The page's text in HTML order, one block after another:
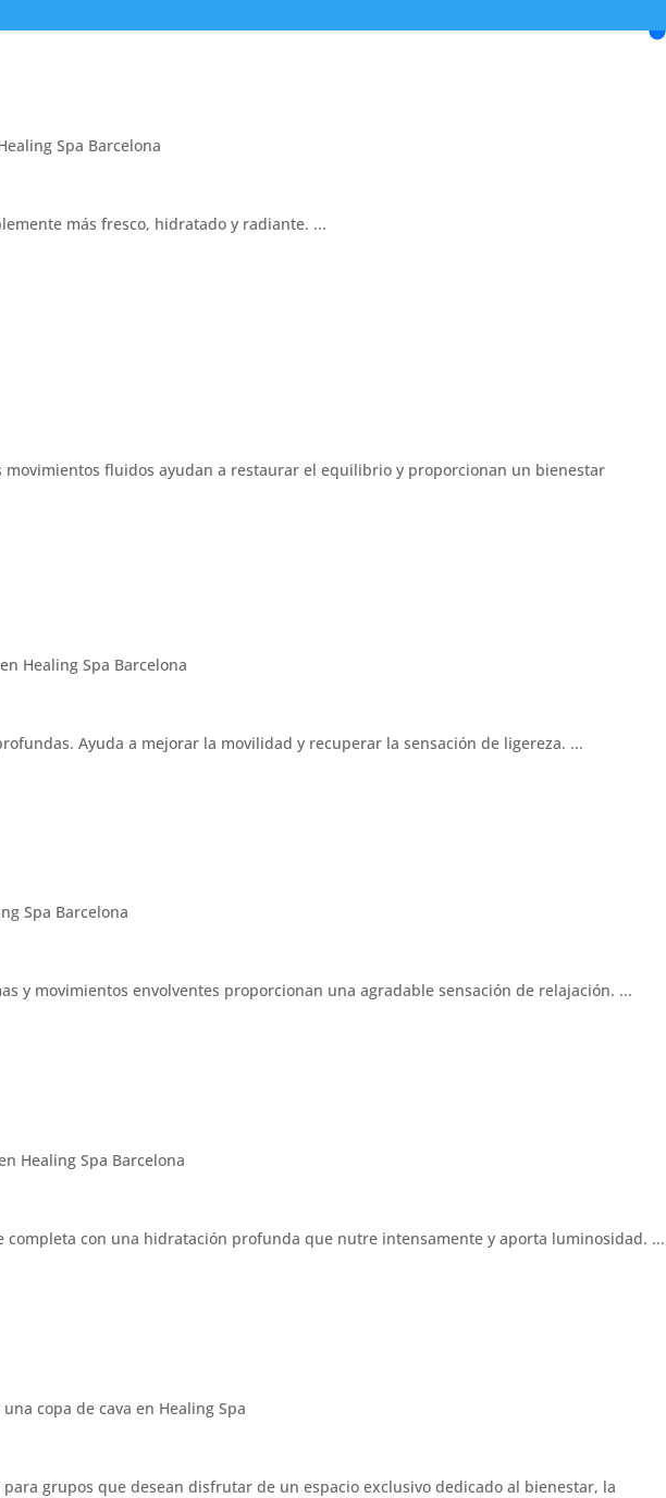
más fresco, hidratado y radiante. ...
fluidos ayudan a restaurar el equilibrio y proporcionan un bienestar
Ayuda a mejorar la movilidad y recuperar la sensación de ligereza. ...
y movimientos envolventes proporcionan una agradable sensación de relajación. ...
con una hidratación profunda que nutre intensamente y aporta luminosidad. ...
grupos que desean disfrutar de un espacio exclusivo dedicado al bienestar, la